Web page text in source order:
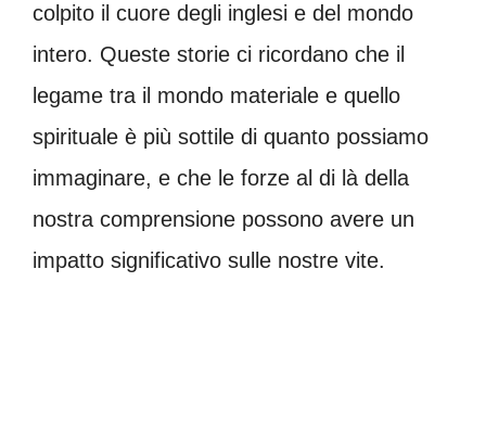
colpito il cuore degli inglesi e del mondo
intero. Queste storie ci ricordano che il
legame tra il mondo materiale e quello
spirituale è più sottile di quanto possiamo
immaginare, e che le forze al di là della
nostra comprensione possono avere un
impatto significativo sulle nostre vite.